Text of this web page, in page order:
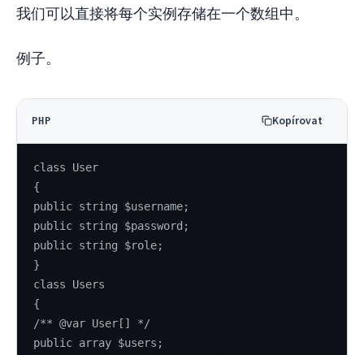
我们可以直接将每个实例存储在一个数组中。
例子。
PHP Kopírovat
class User
{
public string $username;
public string $password;
public string $role;
}
class Users
{
/** @var User[] */
public array $users;